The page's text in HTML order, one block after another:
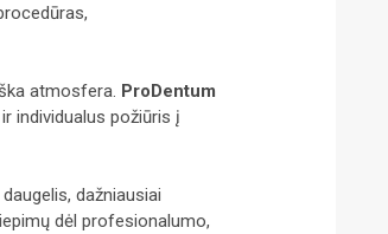
atmosfera. ProDentum
individualus požiūris į
dažniausiai
dėl profesionalumo,